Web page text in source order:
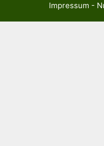
Impressum -